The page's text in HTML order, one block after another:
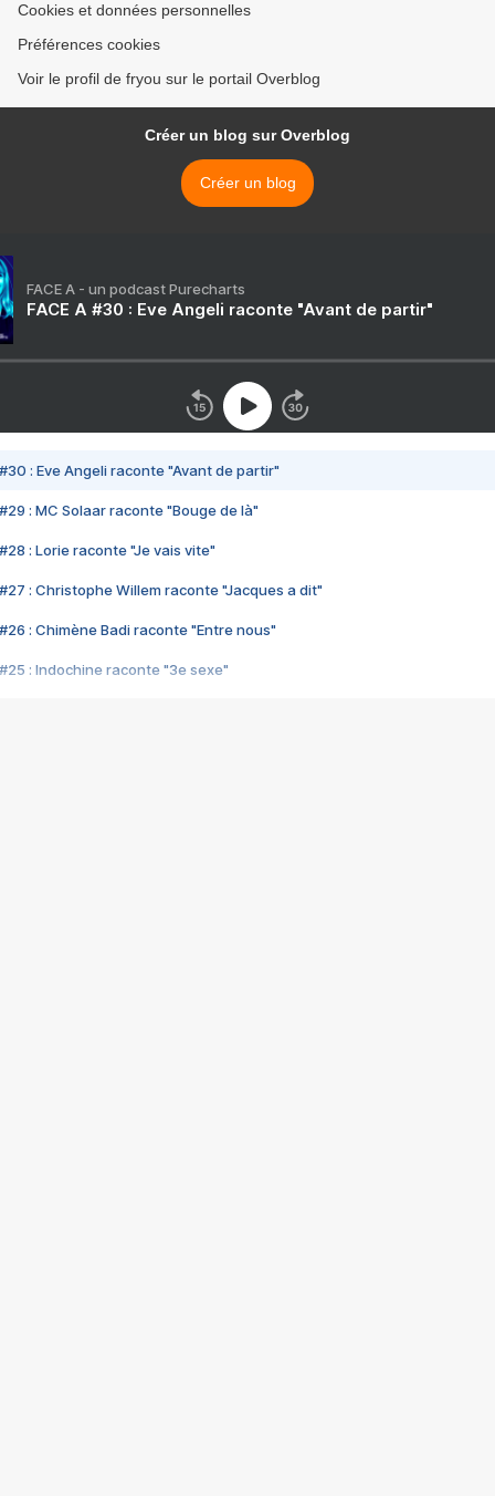
Cookies et données personnelles
Préférences cookies
Voir le profil de fryou sur le portail Overblog
Créer un blog sur Overblog
Créer un blog
FACE A - un podcast Purecharts
FACE A #30 : Eve Angeli raconte "Avant de partir"
#30 : Eve Angeli raconte "Avant de partir"
#29 : MC Solaar raconte "Bouge de là"
#28 : Lorie raconte "Je vais vite"
#27 : Christophe Willem raconte "Jacques a dit"
#26 : Chimène Badi raconte "Entre nous"
#25 : Indochine raconte "3e sexe"